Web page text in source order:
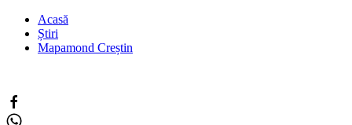
Acasă
Știri
Mapamond Creștin